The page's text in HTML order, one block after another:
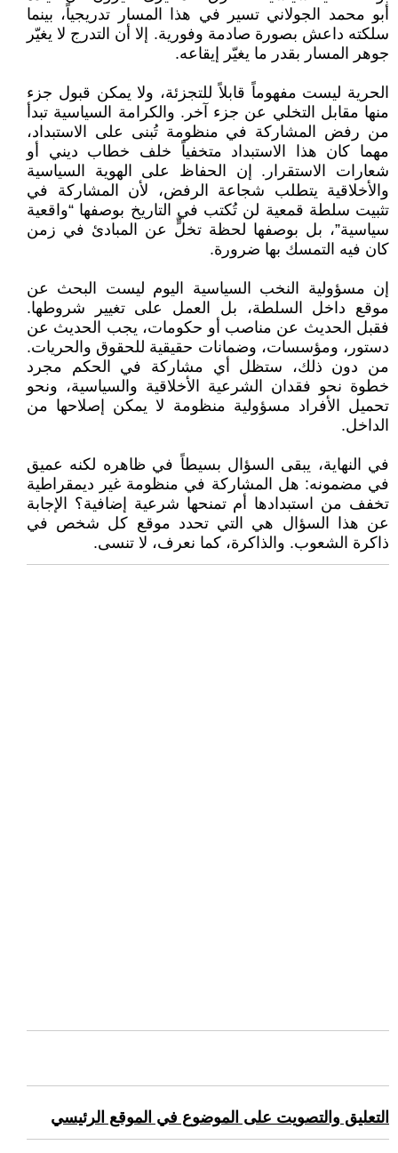
أبو محمد الجولاني تسير في هذا المسار تدريجياً، بينما
سلكته داعش بصورة صادمة وفورية. إلا أن التدرج لا يغيّر
جوهر المسار بقدر ما يغيّر إيقاعه.
الحرية ليست مفهوماً قابلاً للتجزئة، ولا يمكن قبول جزء
منها مقابل التخلي عن جزء آخر. والكرامة السياسية تبدأ
من رفض المشاركة في منظومة تُبنى على الاستبداد،
مهما كان هذا الاستبداد متخفياً خلف خطاب ديني أو
شعارات الاستقرار. إن الحفاظ على الهوية السياسية
والأخلاقية يتطلب شجاعة الرفض، لأن المشاركة في
تثبيت سلطة قمعية لن تُكتب في التاريخ بوصفها “واقعية
سياسية”، بل بوصفها لحظة تخلٍّ عن المبادئ في زمن
كان فيه التمسك بها ضرورة.
إن مسؤولية النخب السياسية اليوم ليست البحث عن
موقع داخل السلطة، بل العمل على تغيير شروطها.
فقبل الحديث عن مناصب أو حكومات، يجب الحديث عن
دستور، ومؤسسات، وضمانات حقيقية للحقوق والحريات.
من دون ذلك، ستظل أي مشاركة في الحكم مجرد
خطوة نحو فقدان الشرعية الأخلاقية والسياسية، ونحو
تحميل الأفراد مسؤولية منظومة لا يمكن إصلاحها من
الداخل.
في النهاية، يبقى السؤال بسيطاً في ظاهره لكنه عميق
في مضمونه: هل المشاركة في منظومة غير ديمقراطية
تخفف من استبدادها أم تمنحها شرعية إضافية؟ الإجابة
عن هذا السؤال هي التي تحدد موقع كل شخص في
ذاكرة الشعوب. والذاكرة، كما نعرف، لا تنسى.
التعليق والتصويت على الموضوع في الموقع الرئيسي